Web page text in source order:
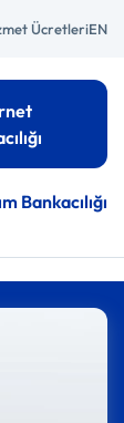
ÜcretleriEN
Bankacılığı